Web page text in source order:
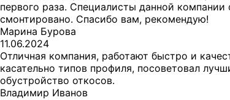
первого раза. Специалисты данной компании
смонтировано. Спасибо вам, рекомендую!
Марина Бурова
11.06.2024
Отличная компания, работают быстро и
касательно типов профиля, посоветовал
обустройство откосов.
Владимир Иванов